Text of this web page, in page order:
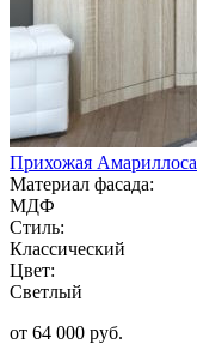
Прихожая Амариллоса
Материал фасада:
МДФ
Стиль:
Классический
Цвет:
Светлый
от 64 000 руб.